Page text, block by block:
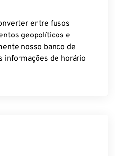
entre fusos
geopolíticos e
nosso banco de
informações de horário